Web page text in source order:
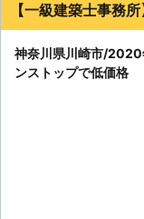
【一級建築士事務
神奈川県川崎市/
ンストップで低価格